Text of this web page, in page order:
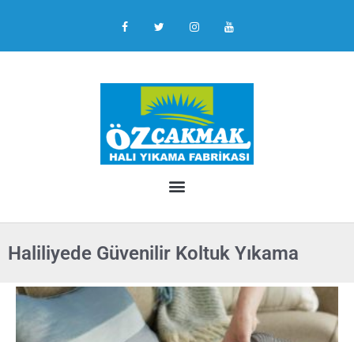
Haliliyede Güvenilir Koltuk Yıkama